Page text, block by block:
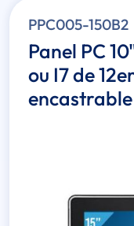
PPC005-150B2
Panel PC
ou I7 de
encastrable